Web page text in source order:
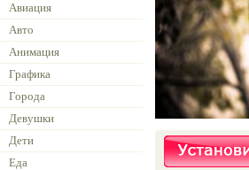
Авиация
Авто
Анимация
Графика
Города
Девушки
Дети
Еда